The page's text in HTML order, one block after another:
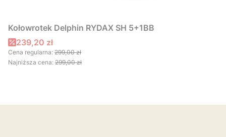
Kołowrotek Delphin RYDAX SH 5+1BB
Cena promocyjna
239,20 zł
Cena regularna: 299,00 zł
Najniższa cena: 299,00 zł